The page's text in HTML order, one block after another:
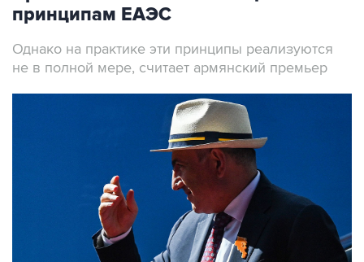
принципам ЕАЭС
Однако на практике эти принципы реализуются
не в полной мере, считает армянский премьер